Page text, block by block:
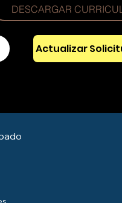
DESCARGAR
Actualizar